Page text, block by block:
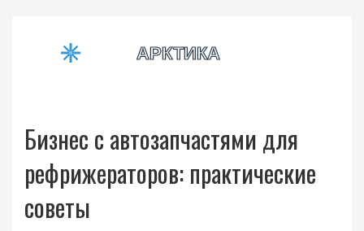
Бизнес с автозапчастями для
рефрижераторов: практические
советы